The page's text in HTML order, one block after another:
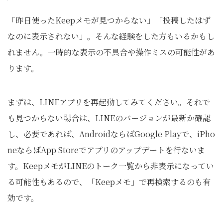
「昨日使ったKeepメモが見つからない」「投稿したはず
なのに表示されない」。そんな経験をした方もいるかもし
れません。一時的な表示の不具合や操作ミスの可能性があ
ります。
まずは、LINEアプリを再起動してみてください。それで
も見つからない場合は、LINEのバージョンが最新か確認
し、必要であれば、AndroidならばGoogle Playで、iPho
neならばApp Storeでアプリのアップデートを行ないま
す。KeepメモがLINEのトーク一覧から非表示になってい
る可能性もあるので、「Keepメモ」で再検索するのも有
効です。